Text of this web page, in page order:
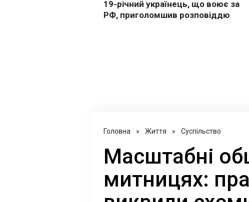
Головна » Життя » Суспільство
Масштабні
митницях: